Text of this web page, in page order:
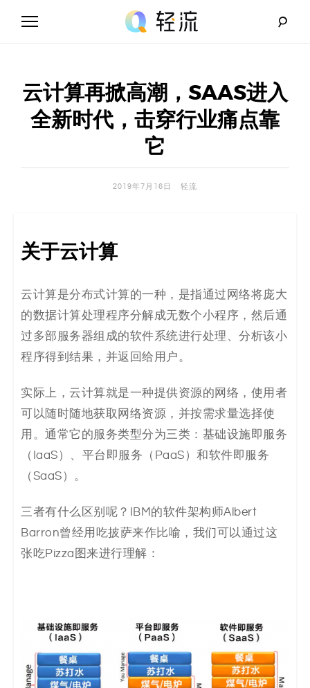
流
_
I
码
解
决
方
案
_
低
代
码
_
码
案
云计算再掀高潮，SAAS进入
全新时代，击穿行业痛点靠
它
2019年7月16日 轻流
关于云计算
云计算是分布式计算的一种，是指通过网络将庞大
的数据计算处理程序分解成无数个小程序，然后通
过多部服务器组成的软件系统进行处理、分析该小
程序得到结果，并返回给用户。
实际上，云计算就是一种提供资源的网络，使用者
可以随时随地获取网络资源，并按需求量选择使
用。通常它的服务类型分为三类：基础设施即服务
（IaaS）、平台即服务（PaaS）和软件即服务
（SaaS）。
三者有什么区别呢？IBM的软件架构师Albert
Barron曾经用吃披萨来作比喻，我们可以通过这
张吃Pizza图来进行理解：